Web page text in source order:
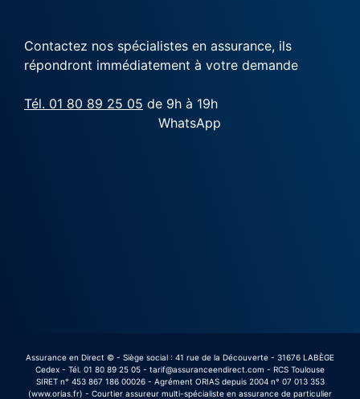
Contactez nos spécialistes en assurance, ils
répondront immédiatement à votre demande
Tél. 01 80 89 25 05 de 9h à 19h
WhatsApp
Assurance en Direct © - Siège social : 41 rue de la Découverte - 31676 LABÈGE
Cedex - Tél. 01 80 89 25 05 - tarif@assuranceendirect.com - RCS Toulouse
SIRET n° 453 867 186 00026 - Agrément ORIAS depuis 2004 n° 07 013 353
(www.orias.fr) - Courtier assureur multi-spécialiste en assurance de particulier